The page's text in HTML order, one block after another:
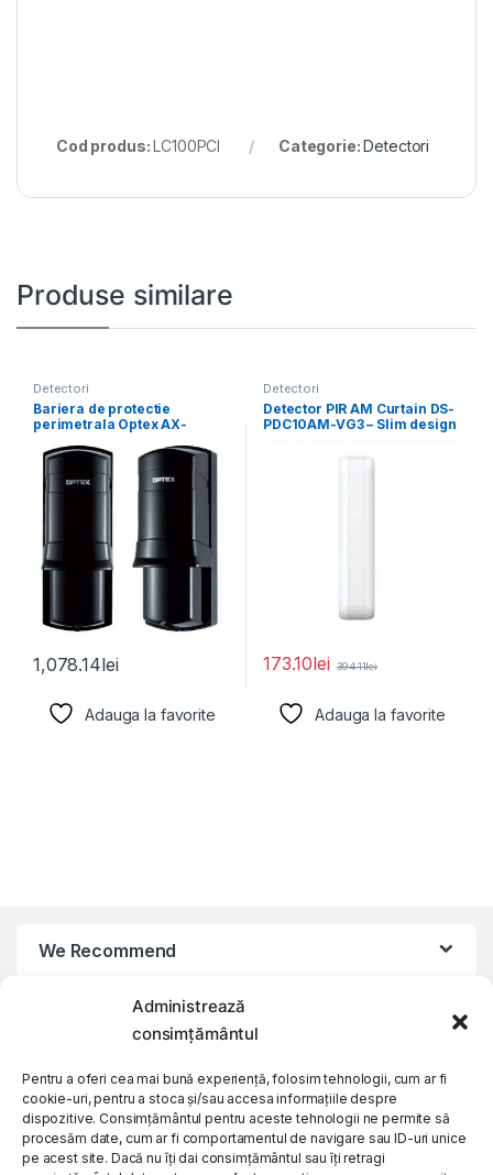
Administrează
consimțământul
Pentru a oferi cea mai bună experiență, folosim tehnologii, cum ar fi
cookie-uri, pentru a stoca și/sau accesa informațiile despre
dispozitive. Consimțământul pentru aceste tehnologii ne permite să
procesăm date, cum ar fi comportamentul de navigare sau ID-uri unice
pe acest site. Dacă nu îți dai consimțământul sau îți retragi
Cod produs:LC100PCI Categorie:Detectori
Produse similare
Detectori
Bariera de protectie
perimetrala Optex AX-
distanta
1,078.14lei
Adauga la favorite
Detectori
Detector PIR AM Curtain DS-
PDC10AM-VG3 – Slim design
173.10lei 394.11lei
Adauga la favorite
We Recommend
My Account
Customer Care
About Us